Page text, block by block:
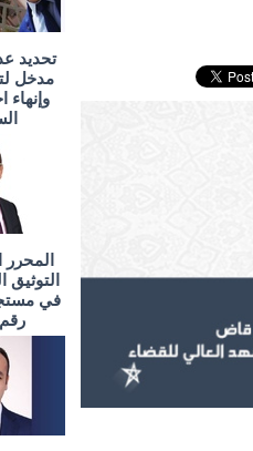
تحديد
مدخل
وإنهاء
التوثيق
في
رقم 041.25